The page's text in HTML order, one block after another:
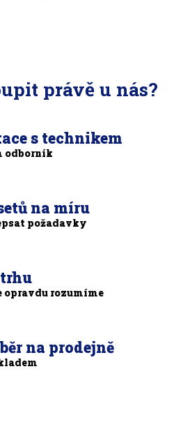
právě u nás?
s technikem
odborník
na míru
požadavky
rozumíme
na prodejně